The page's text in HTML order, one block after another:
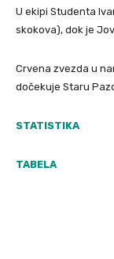
U ekipi Studenta
skokova), dok je
Crvena zvezda u
dočekuje Staru
STATISTIKA
TABELA